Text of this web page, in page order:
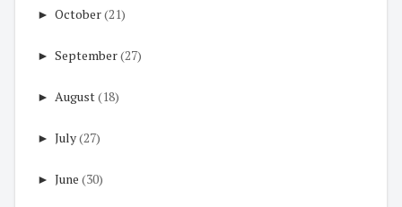
► October(21)
► September(27)
► August(18)
► July(27)
► June (30)